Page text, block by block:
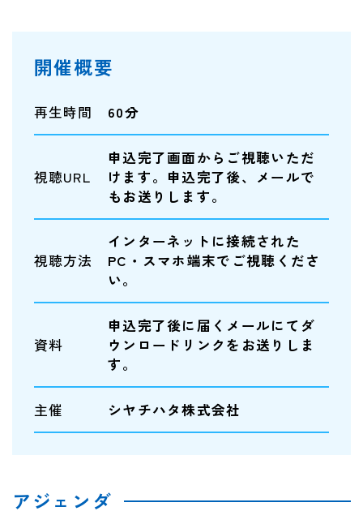
開催概要
再生時間 60分
視聴URL
申込完了画面からご視聴いただ
けます。申込完了後、メールで
もお送りします。
視聴方法
インターネットに接続された
PC・スマホ端末でご視聴くださ
い。
資料
申込完了後に届くメールにてダ
ウンロードリンクをお送りしま
す。
主催 シヤチハタ株式会社
アジェンダ